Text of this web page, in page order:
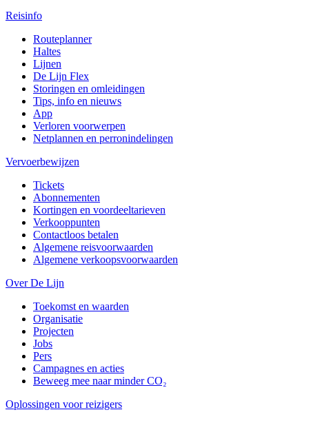
Reisinfo
Routeplanner
Haltes
Lijnen
De Lijn Flex
Storingen en omleidingen
Tips, info en nieuws
App
Verloren voorwerpen
Netplannen en perronindelingen
Vervoerbewijzen
Tickets
Abonnementen
Kortingen en voordeeltarieven
Verkooppunten
Contactloos betalen
Algemene reisvoorwaarden
Algemene verkoopsvoorwaarden
Over De Lijn
Toekomst en waarden
Organisatie
Projecten
Jobs
Pers
Campagnes en acties
Beweeg mee naar minder CO₂
Oplossingen voor reizigers